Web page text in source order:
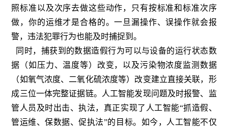
照标准以及次序去做这些动作，只有按标准和标准次序
做，你的运维才是合格的。一旦漏操作、误操作就会报
警，违法犯罪行为也能及时捕捉到。
同时，捕获到的数据造假行为可以与设备的运行状态数
据（如压力、温度等）改变，以及污染物浓度监测数据
（如氧气浓度、二氧化硫浓度等）改变建立直接关联，形
成三位一体完整证据链。人工智能发现问题及时报警、监
管人员及时出击、执法，真正实现了人工智能“抓造假、
管运维、保数据、促执法”的目标。如今，人工智能不仅